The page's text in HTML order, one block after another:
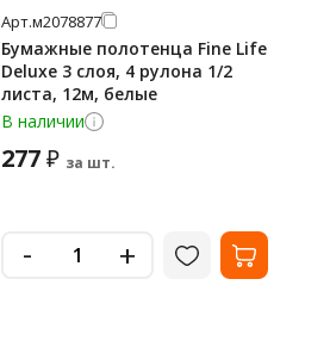
Арт.м2078877
Бумажные полотенца Fine Life
Deluxe 3 слоя, 4 рулона 1/2
листа, 12м, белые
В наличии
277₽ за шт.
- +